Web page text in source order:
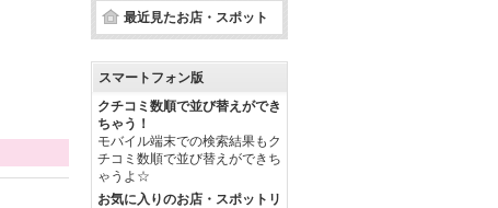
最近見たお店・スポット
スマートフォン版
クチコミ数順で並び替えができ
ちゃう！
モバイル端末での検索結果もク
チコミ数順で並び替えができち
ゃうよ☆
お気に入りのお店・スポットリ